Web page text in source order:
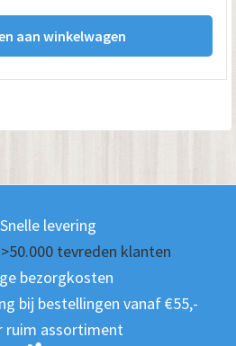
aan winkelwagen
Snelle levering
tevreden klanten
bezorgkosten
bij bestellingen vanaf €55,-
ruim assortiment